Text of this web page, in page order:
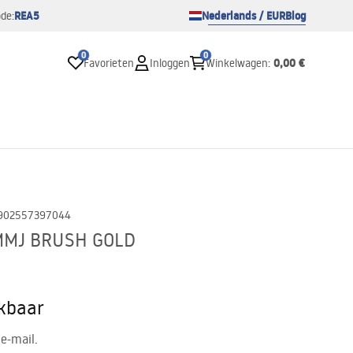
REA5 Nederlands / EURBlog
0
Favorieten Inloggen
0
Winkelwagen: 0,00 €
BRUSH GOLD
mail.